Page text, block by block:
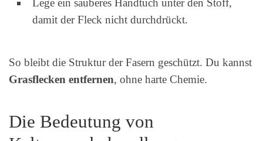
Lege ein sauberes Handtuch unter den Stoff,
damit der Fleck nicht durchdrückt.
So bleibt die Struktur der Fasern geschützt. Du kannst
Grasflecken entfernen, ohne harte Chemie.
Die Bedeutung von